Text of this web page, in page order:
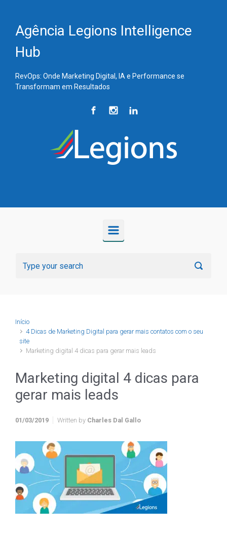
Agência Legions Intelligence
Hub
RevOps: Onde Marketing Digital, IA e Performance se
Transformam em Resultados
Início
4 Dicas de Marketing Digital para gerar mais contatos com o seu
site
Marketing digital 4 dicas para gerar mais leads
Marketing digital 4 dicas para
gerar mais leads
01/03/2019 Written by Charles Dal Gallo